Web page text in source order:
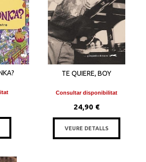
TE QUIERE, BOY
Consultar disponibilitat
24,90 €
VEURE DETALLS